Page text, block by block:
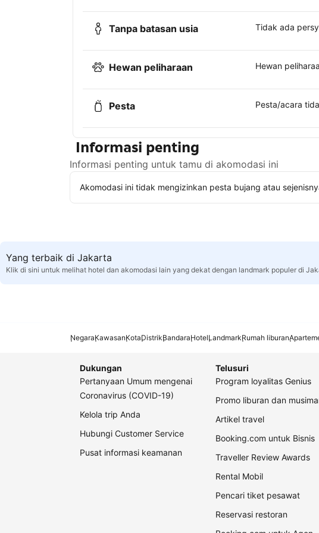
Tanpa batasan usia Tidak ada
Hewan peliharaan Hewan
Pesta Pesta/acara
Informasi penting
Informasi penting untuk tamu di akomodasi ini
Akomodasi ini tidak mengizinkan pesta bujang atau
Yang terbaik di Jakarta
Klik di sini untuk melihat hotel dan akomodasi lain yang dekat dengan landmark populer di
NegaraKawasanKotaDistrikBandaraHotelLandmarkRumah liburan
Dukungan
Pertanyaan Umum mengenai
Coronavirus (COVID-19)
Kelola trip Anda
Hubungi Customer Service
Pusat informasi keamanan
Telusuri
Program loyalitas Genius
Promo liburan dan
Artikel travel
Booking.com untuk Bisnis
Traveller Review Awards
Rental Mobil
Pencari tiket pesawat
Reservasi restoran